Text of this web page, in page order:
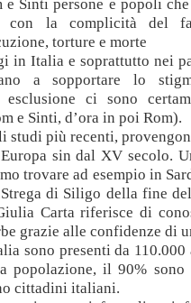
e Sinti persone e popoli
con la complicità del
torture e morte
in Italia e soprattutto nei
a sopportare lo
esclusione ci sono
e Sinti, d’ora in poi Rom).
studi più recenti,
sin dal XV secolo.
trovare ad esempio in
di Siligo della fine
Carta riferisce di
grazie alle confidenze di
sono presenti da 110.000
popolazione, il 90% sono
cittadini italiani.